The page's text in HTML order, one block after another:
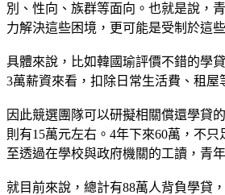
別、性向、族群等面向。也就是說，
力解決這些困境，更可能是受制於這
具體來說，比如韓國瑜評價不錯的學
3萬薪資來看，扣除日常生活費、租
因此競選團隊可以研擬相關償還學貸
則有15萬元左右。4年下來60萬，不
至透過在學校與政府機關的工讀，青
就目前來說，總計有88萬人背負學貸